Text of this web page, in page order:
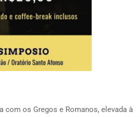
os Gregos e Romanos, elevada à